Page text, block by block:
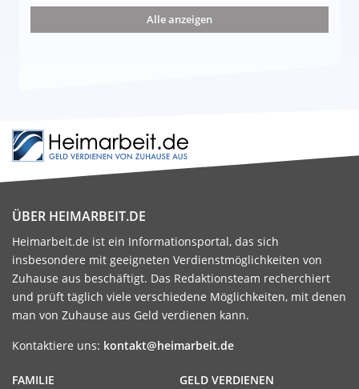
die 15 besten Möglichkeiten
Alle anzeigen
ÜBER HEIMARBEIT.DE
Heimarbeit.de ist ein Informationsportal, das sich
insbesondere mit geeigneten Verdienstmöglichkeiten von
Zuhause aus beschäftigt. Das Redaktionsteam recherchiert
und prüft täglich viele verschiedene Möglichkeiten, mit denen
man von Zuhause aus Geld verdienen kann.
Kontaktiere uns: kontakt@heimarbeit.de
GELD VERDIENEN
FAMILIE